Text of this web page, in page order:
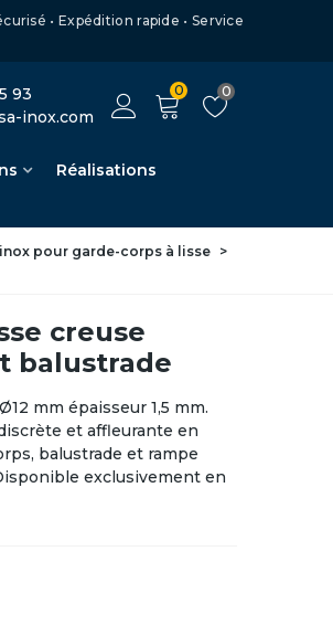
• Expédition rapide • Service
93
inox.com
0 0
Réalisations
pour garde-corps à lisse
>
creuse
balustrade
mm épaisseur 1,5 mm.
et affleurante en
balustrade et rampe
exclusivement en